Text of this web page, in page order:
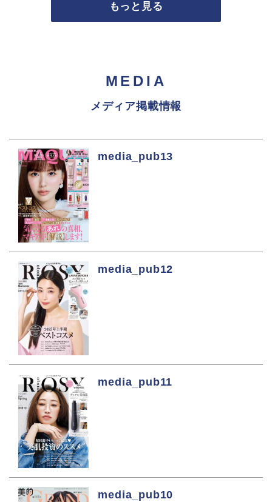
もっと見る
MEDIA
メディア掲載情報
media_pub13
media_pub12
media_pub11
media_pub10